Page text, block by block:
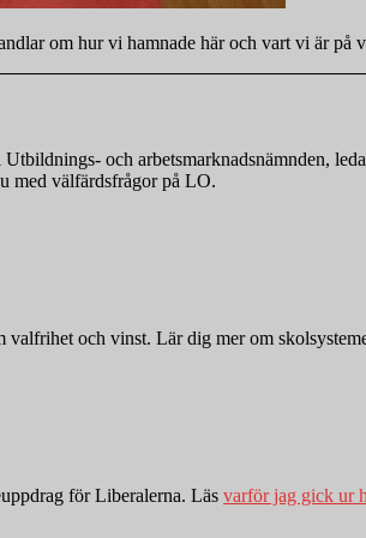
om hur vi hamnade här och vart vi är på
och arbetsmarknadsnämnden,
med välfärdsfrågor på LO.
valfrihet och vinst. Lär dig mer om
för Liberalerna. Läs varför jag gick ur